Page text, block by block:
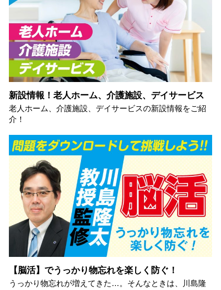
新設情報！老人ホーム、介護施設、デイサービス
老人ホーム、介護施設、デイサービスの新設情報をご紹
介！
【脳活】でうっかり物忘れを楽しく防ぐ！
うっかり物忘れが増えてきた…。そんなときは、川島隆